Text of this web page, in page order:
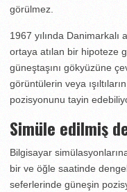
görülmez.
1967 yılında
ortaya atılan bir hipoteze
güneştaşını gökyüzüne
görüntülerin veya
pozisyonunu tayin
Simüle edilmiş
Bilgisayar
bir ve öğle saatinde
seferlerinde güneşin